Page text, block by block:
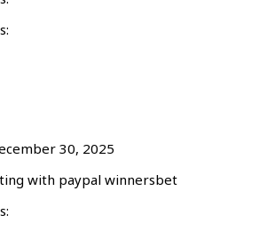
30, 2025
with paypal winnersbet